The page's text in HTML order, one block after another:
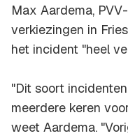
Max Aardema,
verkiezingen in
het incident "heel
"Dit soort
meerdere keren
weet Aardema.